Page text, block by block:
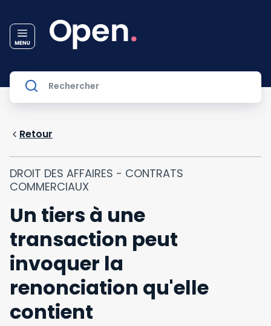
Retour
DROIT DES AFFAIRES - CONTRATS
COMMERCIAUX
Un tiers à une
transaction peut
invoquer la
renonciation qu'elle
contient